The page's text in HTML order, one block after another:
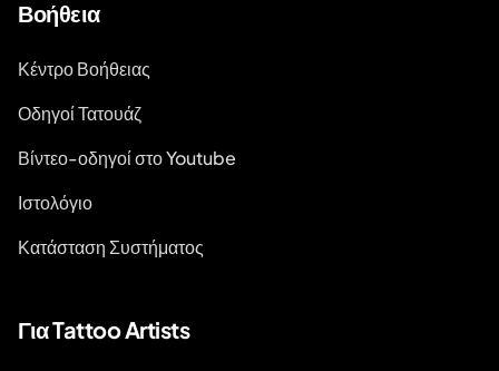
Βοήθεια
Κέντρο Βοήθειας
Οδηγοί Τατουάζ
Βίντεο-οδηγοί στο Youtube
Ιστολόγιο
Κατάσταση Συστήματος
Για Tattoo Artists